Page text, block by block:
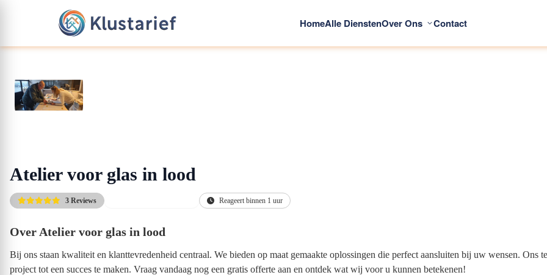
HomeAlle DienstenOver Ons Contact
Atelier voor glas in lood
3 Reviews Reageert binnen 1 uur
Over Atelier voor glas in lood
Bij ons staan kwaliteit en klanttevredenheid centraal. We bieden op maat gemaakte oplossingen die perfect aansluiten bij uw wensen. Ons
project tot een succes te maken. Vraag vandaag nog een gratis offerte aan en ontdek wat wij voor u kunnen betekenen!